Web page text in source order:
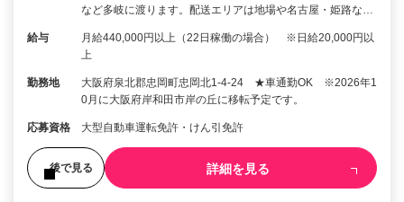
など多岐に渡ります。配送エリアは地場や名古屋・姫路な…
給与
月給440,000円以上（22日稼働の場合） ※日給20,000円以
上
勤務地
大阪府泉北郡忠岡町忠岡北1-4-24 ★車通勤OK ※2026年1
0月に大阪府岸和田市岸の丘に移転予定です。
応募資格 大型自動車運転免許・けん引免許
後で見る 詳細を見る